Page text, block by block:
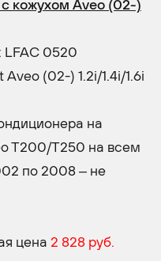
кожухом Aveo (02-)
0520
(02-) 1.2i/1.4i/1.6i
на
T200/T250 на всем
по 2008 – не
цена 2 828 руб.